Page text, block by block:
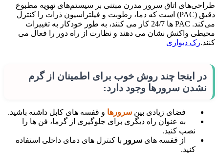
طراحی‌های اتاق سرور مدرن مبتنی بر سیستم‌های تهویه مطبوع
دقیق (PAC) است که دما، رطوبت و فیلتراسیون ذرات را کنترل
می‌کند. PAC ها 24/7 کار می کنند، به طور خودکار به تغییرات
محیطی واکنش نشان می دهند و نظارت از راه دور را فعال می
کنند.رک دیواری
در اینجا چند روش خوب برای اطمینان از گرم
نشدن سرورها وجود دارد:
فضای زیادی بین سرورها و قفسه های کابل داشته باشید.
به عنوان راه دیگری برای جلوگیری از گرما، فن ها را
نصب کنید.
از قفسه های سرور با کنترل های دمای داخلی استفاده
کنید.